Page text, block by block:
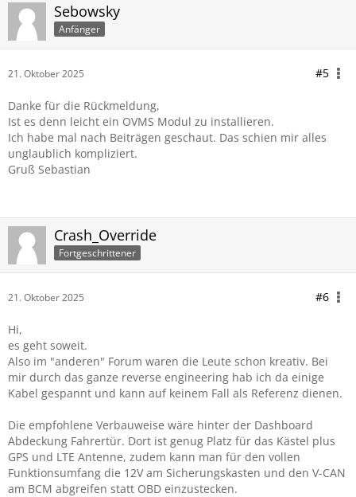
Sebowsky
Anfänger
21. Oktober 2025 #5
Danke für die Rückmeldung,
Ist es denn leicht ein OVMS Modul zu installieren.
Ich habe mal nach Beiträgen geschaut. Das schien mir alles
unglaublich kompliziert.
Gruß Sebastian
Crash_Override
Fortgeschrittener
21. Oktober 2025 #6
Hi,
es geht soweit.
Also im "anderen" Forum waren die Leute schon kreativ. Bei
mir durch das ganze reverse engineering hab ich da einige
Kabel gespannt und kann auf keinem Fall als Referenz dienen.
Die empfohlene Verbauweise wäre hinter der Dashboard
Abdeckung Fahrertür. Dort ist genug Platz für das Kästel plus
GPS und LTE Antenne, zudem kann man für den vollen
Funktionsumfang die 12V am Sicherungskasten und den V-CAN
am BCM abgreifen statt OBD einzustecken.